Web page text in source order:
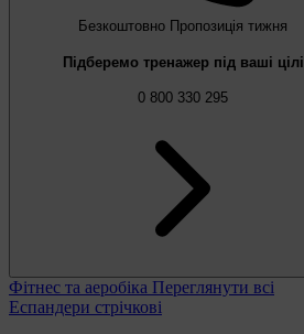
Безкоштовно Пропозиція тижня
Підберемо тренажер під ваші цілі
0 800 330 295
Фітнес та аеробіка Переглянути всі
Еспандери стрічкові